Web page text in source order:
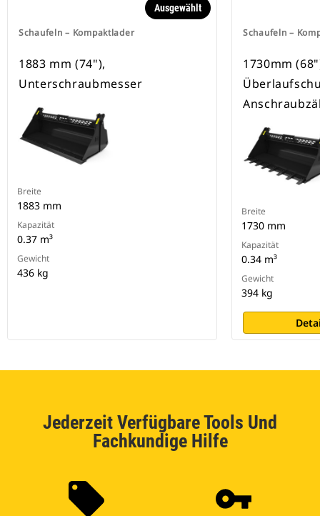
Schaufeln – Kompaktlader
Ausgewählt
1883 mm (74"),
Unterschraubmesser
Breite
1883 mm
Kapazität
0.37 m³
Gewicht
436 kg
Schaufeln –
1730mm
Breite
1730 mm
Kapazität
0.34 m³
Gewicht
394 kg
Jederzeit Verfügbare Tools Und
Fachkundige Hilfe